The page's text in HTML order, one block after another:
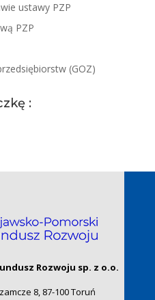
ustawy PZP
PZP
(GOZ)
:
Rozwoju sp. z o.o.
8, 87-100 Toruń